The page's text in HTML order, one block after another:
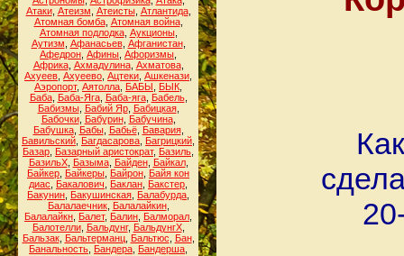
Атаки, Атеизм Атеисты, Атлантида,
Атомная бомба, Атомная война,
Атомная подлодка, Аукционы,
Аутизм Афанасьев, Афганистан,
Афедрон Афины Афоризмы
Африка, Ахмадулина, Ахматова,
Ахуеев Ахуеево Ацтеки Ашкенази
Аэропорт, Аятолла БАБЫ БЫК
Баба, Баба-Яга, Баба-яга, Бабель,
Бабизмы, Бабий Яр, Бабицкая,
Бабочки, Бабурин, Бабучина,
Бабушка, Бабы, Бабьё, Бавария,
Бавильский Багдасарова Багрицкий
Базар Базарный аристократ, Базиль
БазильХ, Базыма, Байден, Байкал,
Байкер Байкеры Байрон Байя кон
диас
Бакалович Баклан Бакстер
Бакунин Бакушинская Балабурда
Балалаечник, Балалайкин,
Балалайкн Балет, Балин Балморал
Балотелли, Бальдунг, БальдунгХ,
Бальзак, Бальтерманц, Бальтюс Бан,
Банальность Бандера Бандерша